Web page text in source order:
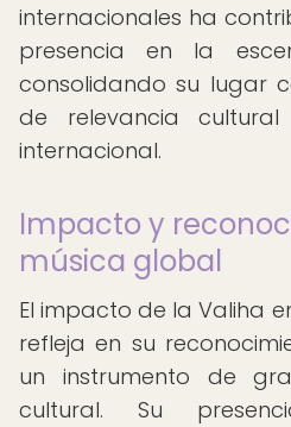
internacionales ha
presencia en la
consolidando su lugar
de relevancia
internacional.
Impacto y
música global
El impacto de la Valiha
refleja en su
un instrumento de
cultural. Su